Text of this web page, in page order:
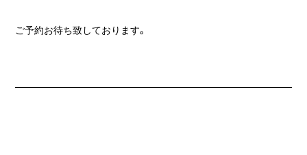
ご予約お待ち致しております。